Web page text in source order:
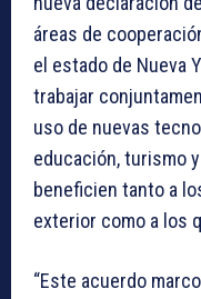
áreas de
el estado de Nueva
trabajar
uso de nuevas
educación, turismo
beneficien tanto a
exterior como a los
“Este acuerdo